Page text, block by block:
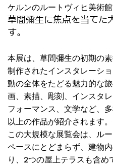
ケルンのルートヴィヒ美術
草間彌生に焦点を当てた
す。
本展は、草間彌生の初期の
制作されたインスタレーシ
動の全体をたどる魅力的な
画、素描、彫刻、インスタ
フォーマンス、文学など、
以上の作品が紹介されます。
この大規模な展覧会は、ル
ペースにとどまらず、建物
り、2つの屋上テラスも含